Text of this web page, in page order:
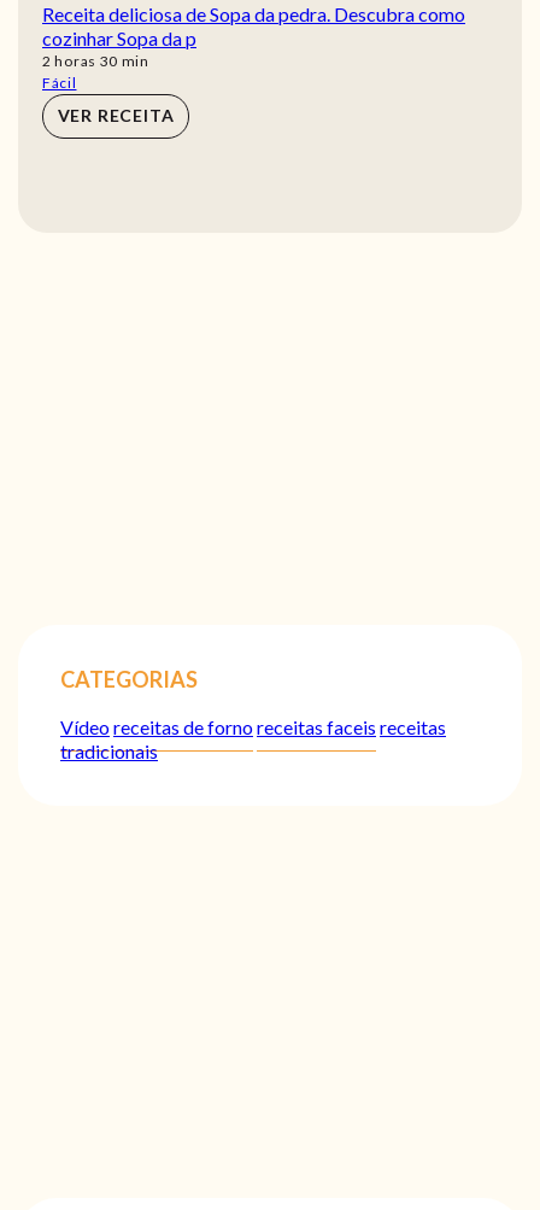
Receita deliciosa de Sopa da pedra. Descubra como
cozinhar Sopa da p
2 horas
horas 30 min
min
Fácil
VER RECEITA
CATEGORIAS
Vídeoreceitas de fornoreceitas faceis receitas
tradicionais